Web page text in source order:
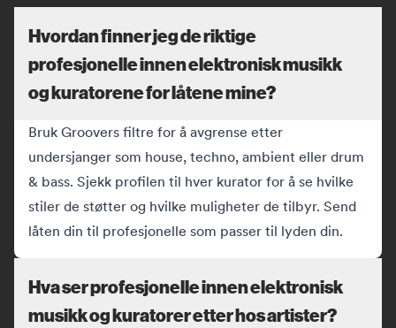
Hvordan finner jeg de riktige
profesjonelle innen elektronisk musikk
og kuratorene for låtene mine?
Bruk Groovers filtre for å avgrense etter
undersjanger som house, techno, ambient eller drum
& bass. Sjekk profilen til hver kurator for å se hvilke
stiler de støtter og hvilke muligheter de tilbyr. Send
låten din til profesjonelle som passer til lyden din.
Hva ser profesjonelle innen elektronisk
musikk og kuratorer etter hos artister?